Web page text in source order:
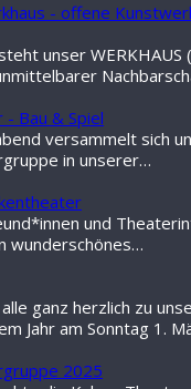
- offene
unser WERKHAUS
Bau & Spiel
versammelt sich
in unserer…
und
wunderschönes…
ganz herzlich zu
Jahr am Sonntag 1.
2025